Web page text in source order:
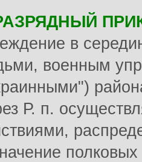
в
военным
Р. п.